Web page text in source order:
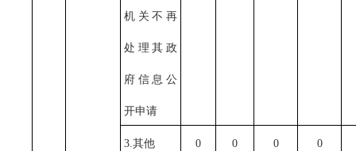
机关不再
处理其政
府信息公
开申请
3.其他 0 0 0 0